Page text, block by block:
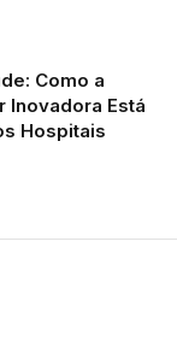
Como a
Inovadora Está
Hospitais